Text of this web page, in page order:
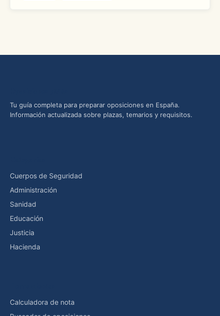
Tu guía completa para preparar oposiciones en España.
Información actualizada sobre plazas, temarios y requisitos.
Cuerpos de Seguridad
Administración
Sanidad
Educación
Justicia
Hacienda
Calculadora de nota